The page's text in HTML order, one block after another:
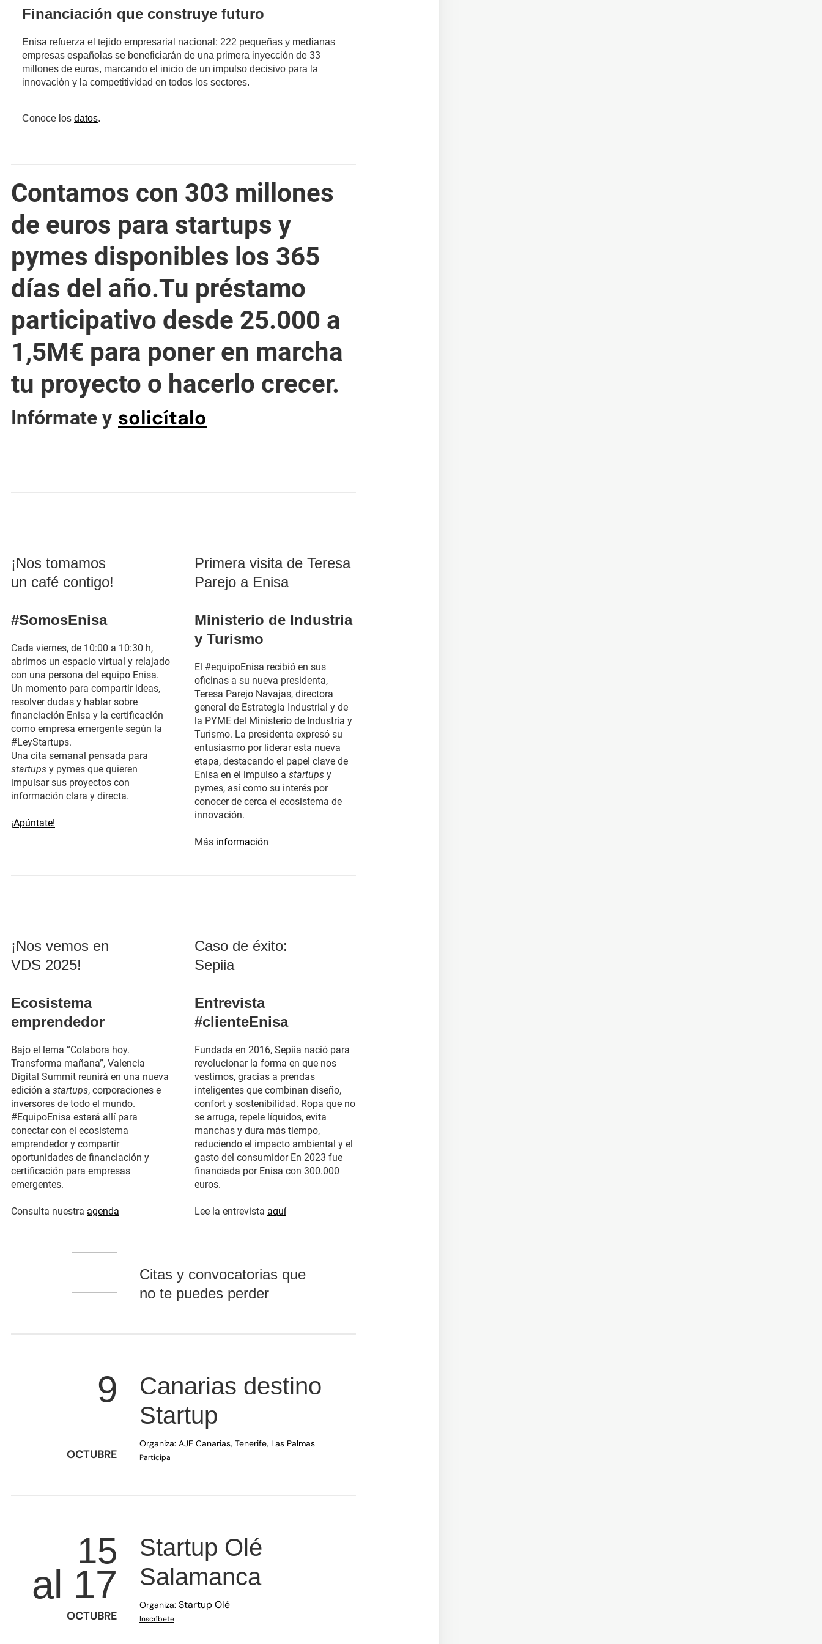
Financiación que construye futuro
Enisa refuerza el tejido empresarial nacional: 222 pequeñas y medianas
empresas españolas se beneficiarán de una primera inyección de 33
millones de euros, marcando el inicio de un impulso decisivo para la
innovación y la competitividad en todos los sectores.
Conoce los datos(se abre en una nueva ventana)
.
Contamos con 303 millones
de euros para startups y
pymes disponibles los 365
días del año.Tu préstamo
participativo desde 25.000 a
1,5M€ para poner en marcha
tu proyecto o hacerlo crecer.
Infórmate y solicítalo
¡Nos tomamos
un café contigo!
#SomosEnisa
Cada viernes, de 10:00 a 10:30 h,
abrimos un espacio virtual y relajado
con una persona del equipo Enisa.
Un momento para compartir ideas,
resolver dudas y hablar sobre
financiación Enisa y la certificación
como empresa emergente según la
#LeyStartups.
Una cita semanal pensada para
startups y pymes que quieren
impulsar sus proyectos con
información clara y directa.
¡Apúntate!
Primera visita de Teresa
Parejo a Enisa
Ministerio de Industria
y Turismo
El #equipoEnisa recibió en sus
oficinas a su nueva presidenta,
Teresa Parejo Navajas, directora
general de Estrategia Industrial y de
la PYME del Ministerio de Industria y
Turismo. La presidenta expresó su
entusiasmo por liderar esta nueva
etapa, destacando el papel clave de
Enisa en el impulso a startups y
pymes, así como su interés por
conocer de cerca el ecosistema de
innovación.
Más información
¡Nos vemos en
VDS 2025!
Ecosistema
emprendedor
Bajo el lema “Colabora hoy.
Transforma mañana”, Valencia
Digital Summit reunirá en una nueva
edición a startups, corporaciones e
inversores de todo el mundo.
#EquipoEnisa estará allí para
conectar con el ecosistema
emprendedor y compartir
oportunidades de financiación y
certificación para empresas
emergentes.
Consulta nuestra agenda (se abre en una nueva ventana)
Caso de éxito:
Sepiia
Entrevista
#clienteEnisa
Fundada en 2016, Sepiia nació para
revolucionar la forma en que nos
vestimos, gracias a prendas
inteligentes que combinan diseño,
confort y sostenibilidad. Ropa que no
se arruga, repele líquidos, evita
manchas y dura más tiempo,
reduciendo el impacto ambiental y el
gasto del consumidor En 2023 fue
financiada por Enisa con 300.000
euros.
Lee la entrevista aquí(se abre en una nueva ventana)
Citas y convocatorias que
no te puedes perder
9
OCTUBRE
Canarias destino
Startup
Organiza: AJE Canarias, Tenerife, Las Palmas
Participa
15
al 17
OCTUBRE
Startup Olé
Salamanca
Organiza: Startup Olé
Inscríbete